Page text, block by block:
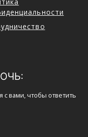
с вами, чтобы ответить